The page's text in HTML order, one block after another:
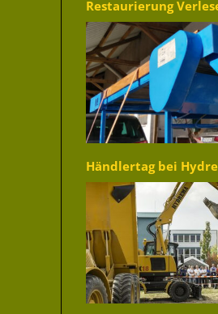
Restaurierung
Händlertag bei